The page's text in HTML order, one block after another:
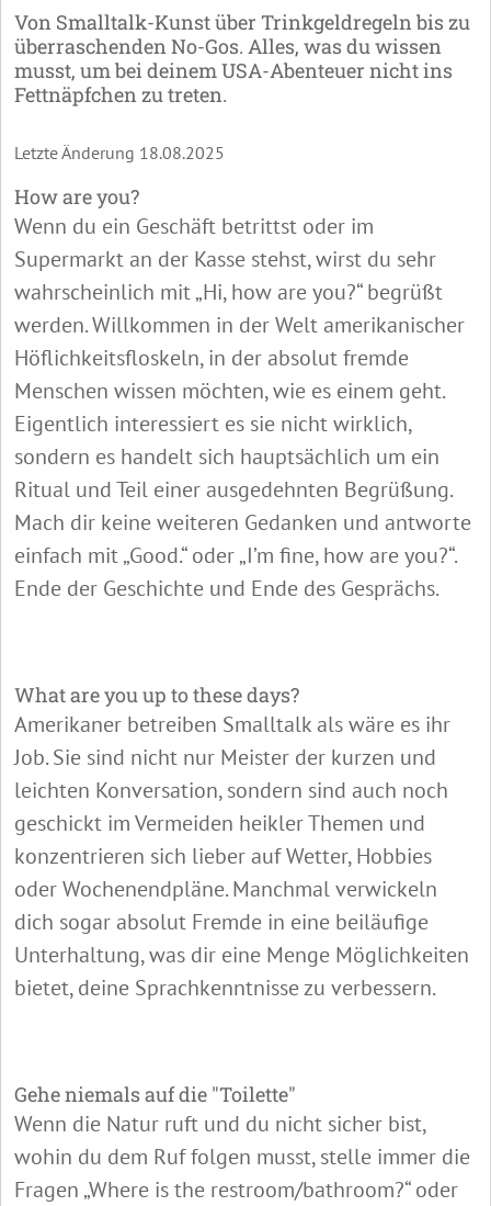
Von Smalltalk-Kunst über Trinkgeldregeln bis zu
überraschenden No-Gos. Alles, was du wissen
musst, um bei deinem USA-Abenteuer nicht ins
Fettnäpfchen zu treten.
Letzte Änderung 18.08.2025
How are you?
Wenn du ein Geschäft betrittst oder im
Supermarkt an der Kasse stehst, wirst du sehr
wahrscheinlich mit „Hi, how are you?“ begrüßt
werden. Willkommen in der Welt amerikanischer
Höflichkeitsfloskeln, in der absolut fremde
Menschen wissen möchten, wie es einem geht.
Eigentlich interessiert es sie nicht wirklich,
sondern es handelt sich hauptsächlich um ein
Ritual und Teil einer ausgedehnten Begrüßung.
Mach dir keine weiteren Gedanken und antworte
einfach mit „Good.“ oder „I’m fine, how are you?“.
Ende der Geschichte und Ende des Gesprächs.
What are you up to these days?
Amerikaner betreiben Smalltalk als wäre es ihr
Job. Sie sind nicht nur Meister der kurzen und
leichten Konversation, sondern sind auch noch
geschickt im Vermeiden heikler Themen und
konzentrieren sich lieber auf Wetter, Hobbies
oder Wochenendpläne. Manchmal verwickeln
dich sogar absolut Fremde in eine beiläufige
Unterhaltung, was dir eine Menge Möglichkeiten
bietet, deine Sprachkenntnisse zu verbessern.
Gehe niemals auf die "Toilette"
Wenn die Natur ruft und du nicht sicher bist,
wohin du dem Ruf folgen musst, stelle immer die
Fragen „Where is the restroom/bathroom?“ oder